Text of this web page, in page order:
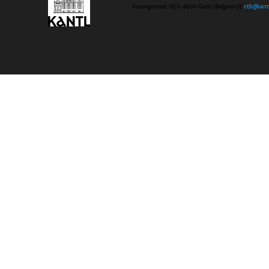
Koningstraat 18 | b-9000 Gent | Belgium | E